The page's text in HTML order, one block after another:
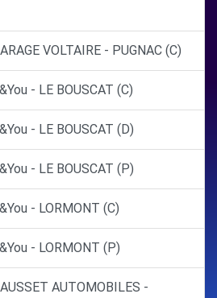
VOLTAIRE - PUGNAC (C)
- LE BOUSCAT (C)
- LE BOUSCAT (D)
- LE BOUSCAT (P)
- LORMONT (C)
- LORMONT (P)
AUTOMOBILES -